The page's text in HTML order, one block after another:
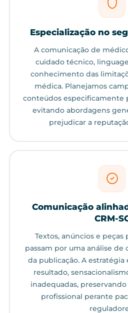
Especialização no
A comunicação de
cuidado técnico,
conhecimento das
médica. Planejamos
conteúdos especificamente
evitando abordagens
prejudicar a
Comunicação
CRM-
Textos, anúncios e peças
passam por uma análise
da publicação. A estratégia
resultado,
inadequadas,
profissional perante